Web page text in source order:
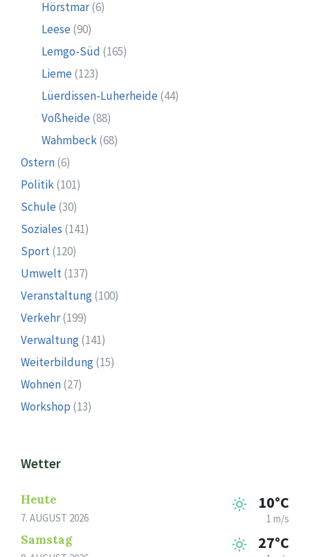
Hörstmar(6)
Leese (90)
Lemgo-Süd (165)
Lieme (123)
Lüerdissen-Luherheide (44)
Voßheide (88)
Wahmbeck(68)
Ostern(6)
Politik(101)
Schule (30)
Soziales (141)
Sport(120)
Umwelt(137)
Veranstaltung(100)
Verkehr(199)
Verwaltung(141)
Weiterbildung(15)
Wohnen(27)
Workshop (13)
Wetter
Heute
7. AUGUST 2026
10°C
1 m/s
Samstag 27°C